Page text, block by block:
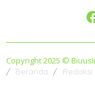
Copyright 2025 ©
Beranda Redaksi